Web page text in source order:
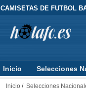
CAMISETAS DE FUTBOL
Inicio Selecciones
Inicio / Selecciones